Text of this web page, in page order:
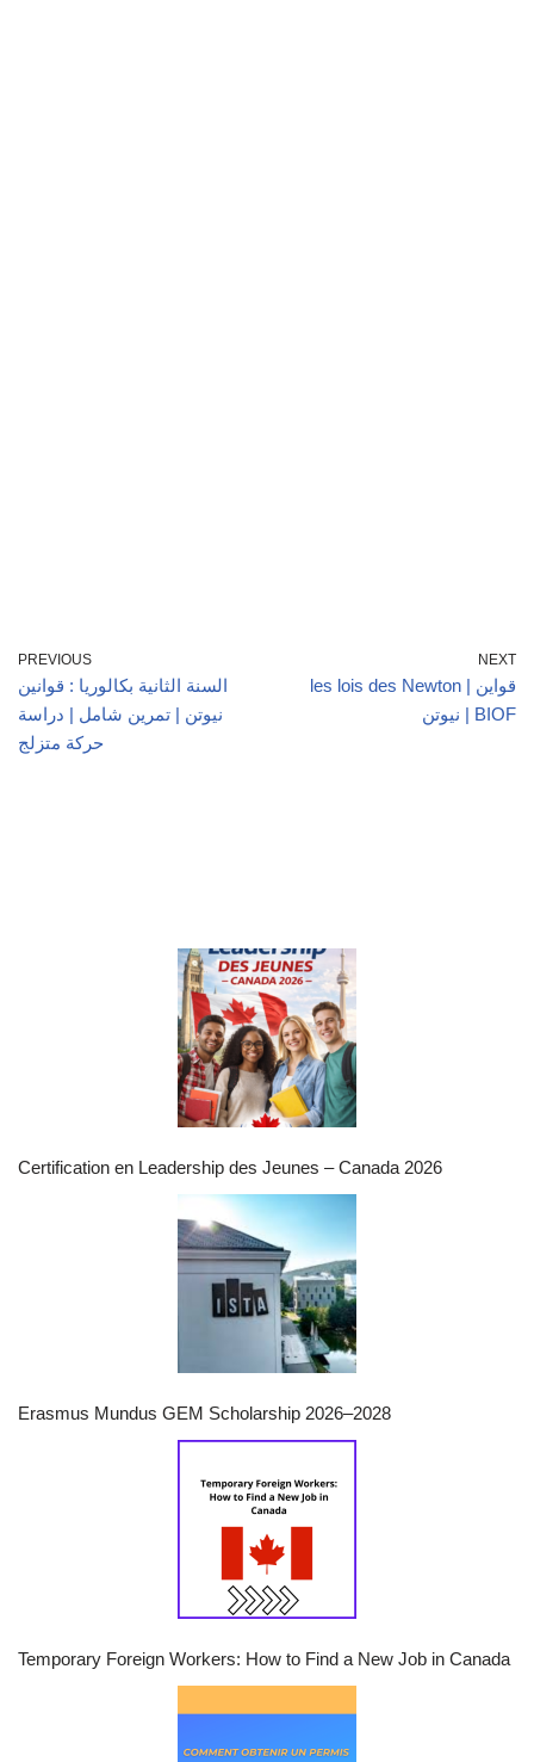
PREVIOUS
السنة الثانية بكالوريا : قوانين
نيوتن | تمرين شامل | دراسة
حركة متزلج
NEXT
les lois des Newton | قواين
نيوتن | BIOF
Certification en Leadership des Jeunes – Canada 2026
Erasmus Mundus GEM Scholarship 2026–2028
Temporary Foreign Workers: How to Find a New Job in Canada